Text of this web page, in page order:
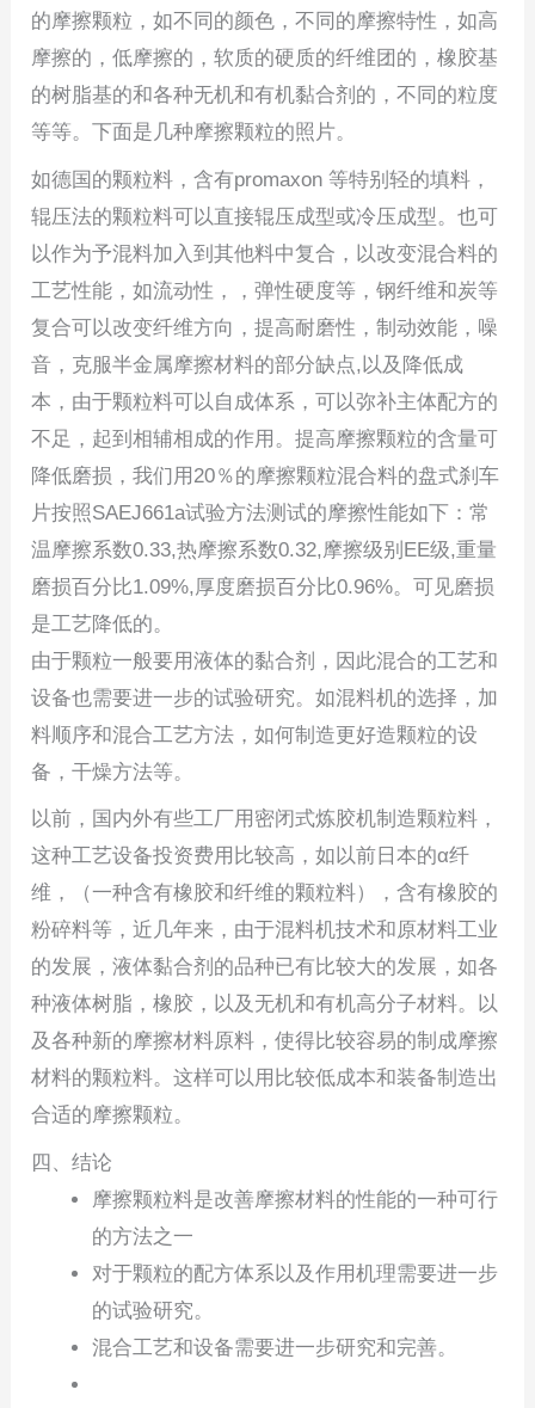
的摩擦颗粒，如不同的颜色，不同的摩擦特性，如高
摩擦的，低摩擦的，软质的硬质的纤维团的，橡胶基
的树脂基的和各种无机和有机黏合剂的，不同的粒度
等等。下面是几种摩擦颗粒的照片。
如德国的颗粒料，含有promaxon 等特别轻的填料，
辊压法的颗粒料可以直接辊压成型或冷压成型。也可
以作为予混料加入到其他料中复合，以改变混合料的
工艺性能，如流动性，，弹性硬度等，钢纤维和炭等
复合可以改变纤维方向，提高耐磨性，制动效能，噪
音，克服半金属摩擦材料的部分缺点,以及降低成
本，由于颗粒料可以自成体系，可以弥补主体配方的
不足，起到相辅相成的作用。提高摩擦颗粒的含量可
降低磨损，我们用20％的摩擦颗粒混合料的盘式刹车
片按照SAEJ661a试验方法测试的摩擦性能如下：常
温摩擦系数0.33,热摩擦系数0.32,摩擦级别EE级,重量
磨损百分比1.09%,厚度磨损百分比0.96%。可见磨损
是工艺降低的。
由于颗粒一般要用液体的黏合剂，因此混合的工艺和
设备也需要进一步的试验研究。如混料机的选择，加
料顺序和混合工艺方法，如何制造更好造颗粒的设
备，干燥方法等。
以前，国内外有些工厂用密闭式炼胶机制造颗粒料，
这种工艺设备投资费用比较高，如以前日本的α纤
维，（一种含有橡胶和纤维的颗粒料），含有橡胶的
粉碎料等，近几年来，由于混料机技术和原材料工业
的发展，液体黏合剂的品种已有比较大的发展，如各
种液体树脂，橡胶，以及无机和有机高分子材料。以
及各种新的摩擦材料原料，使得比较容易的制成摩擦
材料的颗粒料。这样可以用比较低成本和装备制造出
合适的摩擦颗粒。
四、结论
摩擦颗粒料是改善摩擦材料的性能的一种可行
的方法之一
对于颗粒的配方体系以及作用机理需要进一步
的试验研究。
混合工艺和设备需要进一步研究和完善。